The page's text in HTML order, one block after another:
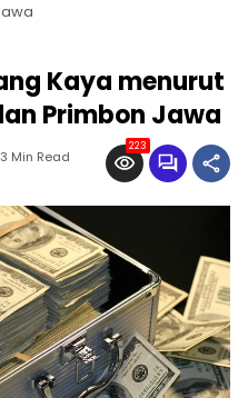
Kaya menurut
Primbon Jawa
3 Min Read
223